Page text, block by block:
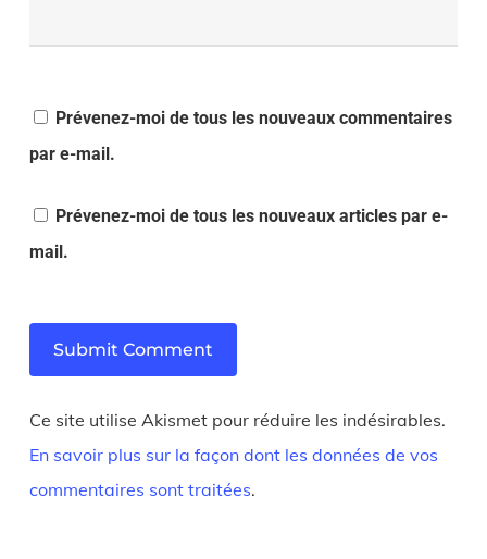
Prévenez-moi de tous les nouveaux commentaires
par e-mail.
Prévenez-moi de tous les nouveaux articles par e-
mail.
Ce site utilise Akismet pour réduire les indésirables.
En savoir plus sur la façon dont les données de vos
commentaires sont traitées.